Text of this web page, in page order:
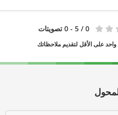
0 / 5 - 0 تصويتات
على الأقل لتقديم ملاحظاتك